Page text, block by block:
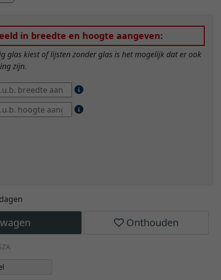
in breedte en hoogte aangeven:
glas kiest of lijsten zonder glas is het mogelijk dat er ook
zijn.
Onthouden